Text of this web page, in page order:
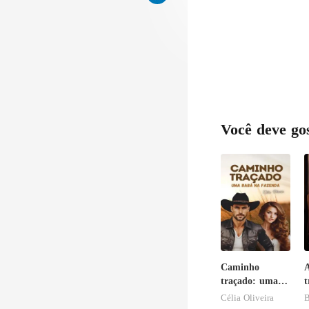
Você deve
Caminho
traçado: uma
babá na
Célia Oliveira